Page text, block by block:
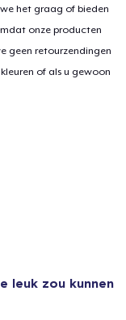
het graag of bieden
onze producten
geen retourzendingen
of als u gewoon
leuk zou kunnen